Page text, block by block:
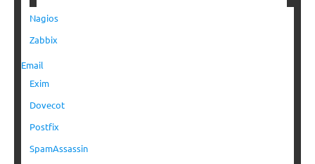
Nagios
Zabbix
Email
Exim
Dovecot
Postfix
SpamAssassin